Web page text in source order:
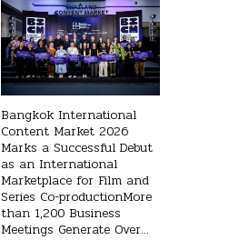
Bangkok International
Content Market 2026
Marks a Successful Debut
as an International
Marketplace for Film and
Series Co-productionMore
than 1,200 Business
Meetings Generate Over...